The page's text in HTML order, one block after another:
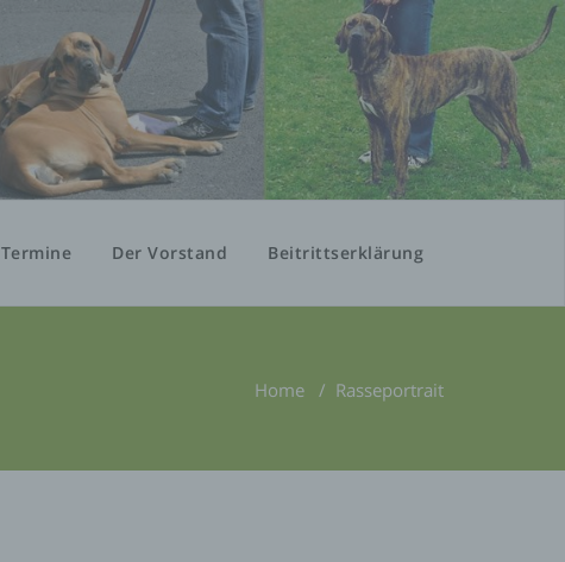
Termine Der Vorstand Beitrittserklärung
Home / Rasseportrait